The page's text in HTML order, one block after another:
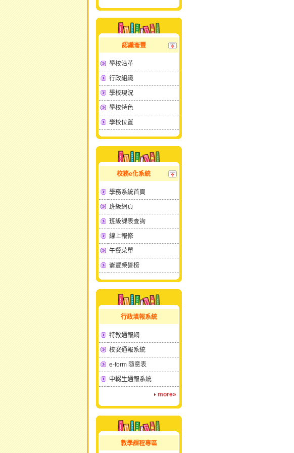
認識崙豐
學校沿革
行政組織
學校現況
學校特色
學校位置
校務e化系統
學務系統首頁
班級網頁
班級課表查詢
線上報修
午餐菜單
崙豐榮譽榜
行政填報系統
特教通報網
校安通報系統
e-form 隨意表
中輟生通報系統
more»
教學課程專區